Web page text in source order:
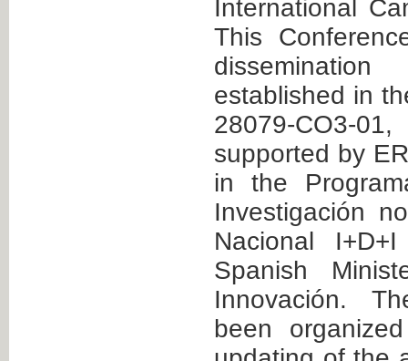
International
This
established in
28079-CO3-
supported by
in the
Investigación
Nacional
Spanish
Innovación.
been